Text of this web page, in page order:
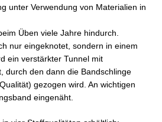
unter Verwendung von Materialien in
Üben viele Jahre hindurch.
nur eingeknotet, sondern in einem
ein verstärkter Tunnel mit
durch den dann die Bandschlinge
gezogen wird. An wichtigen
eingenäht.